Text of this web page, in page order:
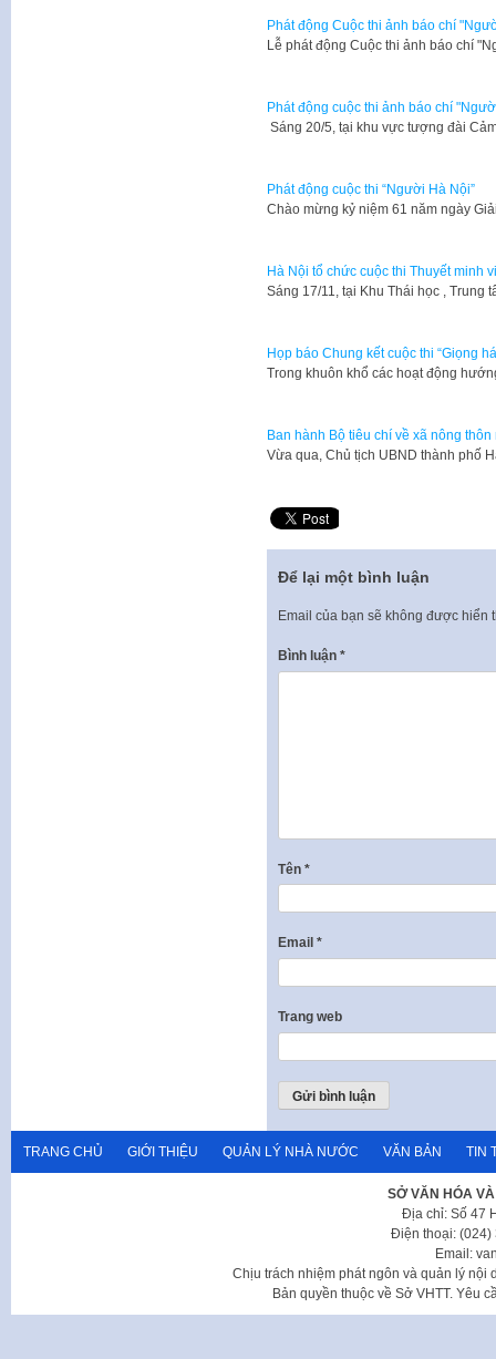
Phát động Cuộc thi ảnh báo chí
Lễ phát động Cuộc thi ảnh báo chí
Phát động cuộc thi ảnh báo chí
Sáng 20/5, tại khu vực tượng đài
Phát động cuộc thi “Người Hà Nội”
​Chào mừng kỷ niệm 61 năm ngày
Hà Nội tổ chức cuộc thi Thuyết minh
​Sáng 17/11, tại Khu Thái học ,
Họp báo Chung kết cuộc thi “Giọng
Trong khuôn khổ các hoạt động
Ban hành Bộ tiêu chí về xã nông
Vừa qua, Chủ tịch UBND thành phố
Để lại một bình luận
Email của bạn sẽ không được hiển
Bình luận *
Tên *
Email *
Trang web
TRANG CHỦ GIỚI THIỆU QUẢN LÝ NHÀ NƯỚC VĂN BẢN TIN
SỞ VĂN HÓA
Địa chỉ: Số 47
Điện thoại: (024)
Email:
Chịu trách nhiệm phát ngôn và quản lý nội
Bản quyền thuộc về Sở VHTT. Yêu